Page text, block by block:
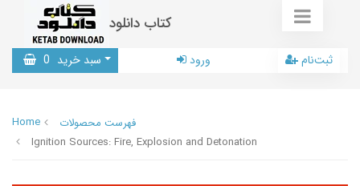
کتاب دانلود
سبد خرید 0 ورود ثبت‌نام
Home
فهرست محصولات
Ignition Sources: Fire, Explosion and Detonation